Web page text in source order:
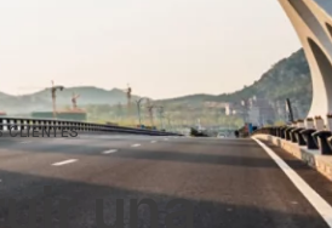
CLIENTES
una